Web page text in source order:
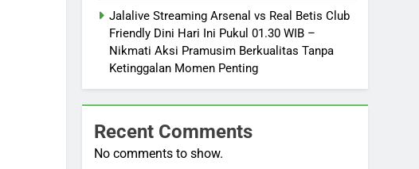
Jalalive Streaming Arsenal vs Real Betis Club
Friendly Dini Hari Ini Pukul 01.30 WIB –
Nikmati Aksi Pramusim Berkualitas Tanpa
Ketinggalan Momen Penting
Recent Comments
No comments to show.